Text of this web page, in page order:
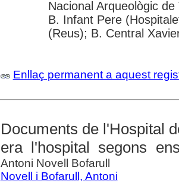
Nacional Arqueològic
B. Infant Pere
(Reus); B. Central
Enllaç permanent a aquest
Documents de l'Hospital
era l'hospital segons
Antoni Novell Bofarull
Novell i Bofarull, Antoni